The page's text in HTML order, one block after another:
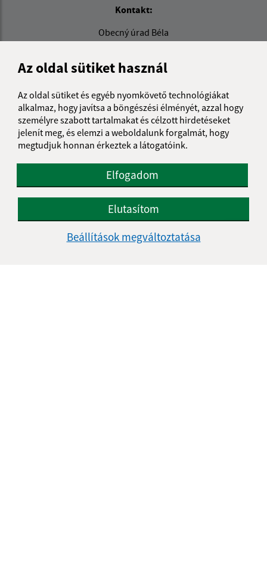
Az oldal sütiket használ
Az oldal sütiket és egyéb nyomkövető technológiákat
alkalmaz, hogy javítsa a böngészési élményét, azzal hogy
személyre szabott tartalmakat és célzott hirdetéseket
jelenít meg, és elemzi a weboldalunk forgalmát, hogy
megtudjuk honnan érkeztek a látogatóink.
Elfogadom
Elutasítom
Beállítások megváltoztatása
Kontakt:
Obecný úrad Béla
943 53 Ľubá
+421 36 7586 111
IČO: 00308781